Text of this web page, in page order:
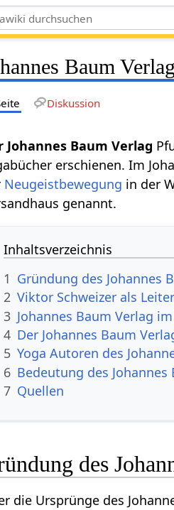
Baum Verlag
Diskussion
Johannes Baum Verlag
erschienen. Im
Neugeistbewegung in der
genannt.
Inhaltsverzeichnis
1 Gründung des Johannes
2 Viktor Schweizer als
3 Johannes Baum Verlag
4 Der Johannes Baum
5 Yoga Autoren des
6 Bedeutung des Johannes
7 Quellen
des
die Ursprünge des